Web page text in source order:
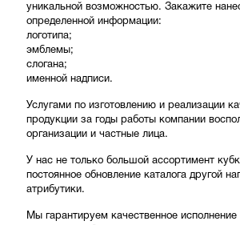
уникальной возможностью. Закажите
определенной информации:
логотипа;
эмблемы;
слогана;
именной надписи.
Услугами по изготовлению и реализации
продукции за годы работы компании
организации и частные лица.
У нас не только большой ассортимент
постоянное обновление каталога другой
атрибутики.
Мы гарантируем качественное